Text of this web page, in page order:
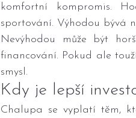
komfortní kompromis.
sportování. Výhodou bývá
Nevýhodou může být
financování. Pokud ale
smysl.
Kdy je lepší
Chalupa se vyplatí těm,